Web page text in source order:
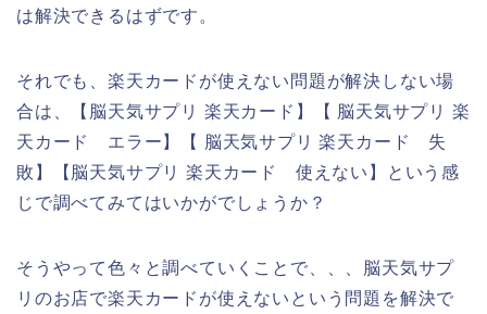
は解決できるはずです。
それでも、楽天カードが使えない問題が解決しない場
合は、【脳天気サプリ 楽天カード】【 脳天気サプリ 楽
天カード エラー】【 脳天気サプリ 楽天カード 失
敗】【脳天気サプリ 楽天カード 使えない】という感
じで調べてみてはいかがでしょうか？
そうやって色々と調べていくことで、、、脳天気サプ
リのお店で楽天カードが使えないという問題を解決で